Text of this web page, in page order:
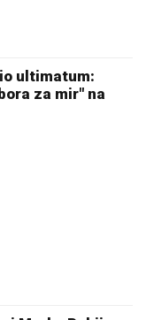
ultimatum:
za mir" na